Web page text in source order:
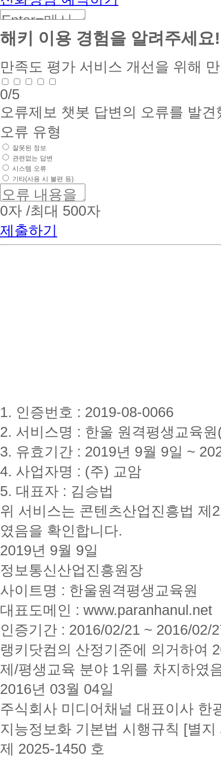
해키 이용 경험을 알려주세요!
만족도 평가 서비스 개선을 위해
0/5
오류제보 챗봇 답변의 오류를 발
오류 유형
잘못된 정보
관련없는 답변
시스템 오류
기타(사용 시 불편 등)
0자 /최대 500자
제출하기
1. 인증번호 : 2019-08-0066
2. 서비스명 : 한울 원격평생교육
3. 유효기간 : 2019년 9월 9일 ~
4. 사업자명 : (주) 교암
5. 대표자 : 김승법
위 서비스는 콘텐츠산업진흥법 제
였음을 확인합니다.
2019년 9월 9일
정보통신산업진흥원장
사이트명 : 한울원격평생교육원
대표도메인 : www.paranhanul.net
인증기간 : 2016/02/21 ~ 2016/02/
랭키닷컴의 산정기준에 의거하여
제/평생교육 분야 1위를 차지하였
2016년 03월 04일
주식회사 미디어채널 대표이사 한
지능정보화 기본법 시행규칙 [별지
제 2025-1450 호